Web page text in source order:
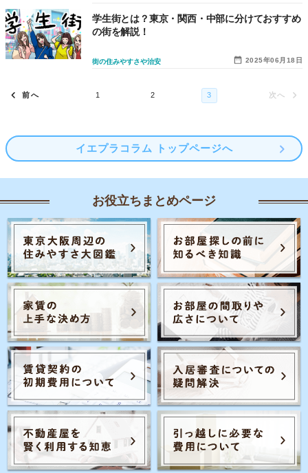
2025年06月18日
街の住みやすさや治安
学生街とは？東京・関西・中部に分けておすすめ
の街を解説！
Posts navigation 2 3
イエプラコラム トップページへ
お役立ちまとめページ